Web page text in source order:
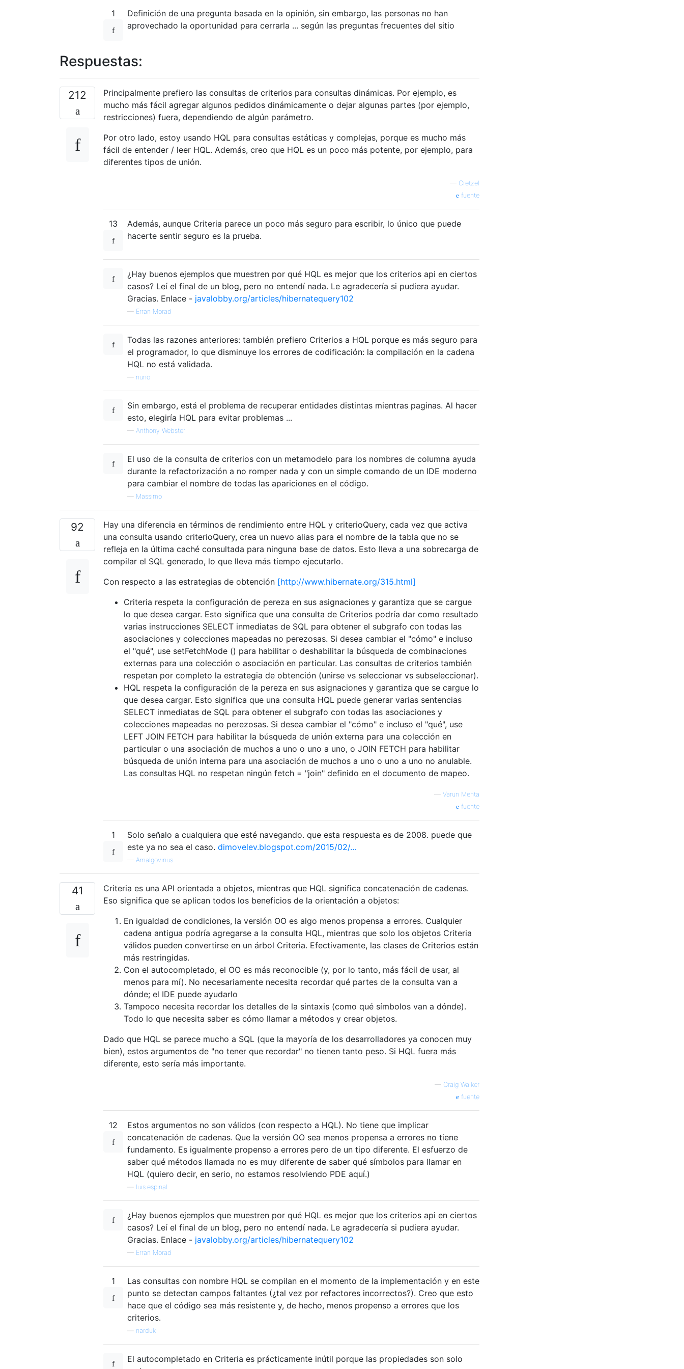
1
Definición de una pregunta basada en la opinión, sin embargo, las personas no han
aprovechado la oportunidad para cerrarla ... según las preguntas frecuentes del sitio
Respuestas:
212
Principalmente prefiero las consultas de criterios para consultas dinámicas. Por ejemplo, es
mucho más fácil agregar algunos pedidos dinámicamente o dejar algunas partes (por ejemplo,
restricciones) fuera, dependiendo de algún parámetro.
Por otro lado, estoy usando HQL para consultas estáticas y complejas, porque es mucho más
fácil de entender / leer HQL. Además, creo que HQL es un poco más potente, por ejemplo, para
diferentes tipos de unión.
— Cretzel
fuente
13
Además, aunque Criteria parece un poco más seguro para escribir, lo único que puede
hacerte sentir seguro es la prueba.
¿Hay buenos ejemplos que muestren por qué HQL es mejor que los criterios api en ciertos
casos? Leí el final de un blog, pero no entendí nada. Le agradecería si pudiera ayudar.
Gracias. Enlace - javalobby.org/articles/hibernatequery102
— Erran Morad
Todas las razones anteriores: también prefiero Criterios a HQL porque es más seguro para
el programador, lo que disminuye los errores de codificación: la compilación en la cadena
HQL no está validada.
nuno
Sin embargo, está el problema de recuperar entidades distintas mientras paginas. Al hacer
esto, elegiría HQL para evitar problemas ...
— Anthony Webster
El uso de la consulta de criterios con un metamodelo para los nombres de columna ayuda
durante la refactorización a no romper nada y con un simple comando de un IDE moderno
para cambiar el nombre de todas las apariciones en el código.
— Massimo
92
Hay una diferencia en términos de rendimiento entre HQL y criterioQuery, cada vez que activa
una consulta usando criterioQuery, crea un nuevo alias para el nombre de la tabla que no se
refleja en la última caché consultada para ninguna base de datos. Esto lleva a una sobrecarga de
compilar el SQL generado, lo que lleva más tiempo ejecutarlo.
Con respecto a las estrategias de obtención [http://www.hibernate.org/315.html]
Criteria respeta la configuración de pereza en sus asignaciones y garantiza que se cargue
lo que desea cargar. Esto significa que una consulta de Criterios podría dar como resultado
varias instrucciones SELECT inmediatas de SQL para obtener el subgrafo con todas las
asociaciones y colecciones mapeadas no perezosas. Si desea cambiar el "cómo" e incluso
el "qué", use setFetchMode () para habilitar o deshabilitar la búsqueda de combinaciones
externas para una colección o asociación en particular. Las consultas de criterios también
respetan por completo la estrategia de obtención (unirse vs seleccionar vs subseleccionar).
HQL respeta la configuración de la pereza en sus asignaciones y garantiza que se cargue lo
que desea cargar. Esto significa que una consulta HQL puede generar varias sentencias
SELECT inmediatas de SQL para obtener el subgrafo con todas las asociaciones y
colecciones mapeadas no perezosas. Si desea cambiar el "cómo" e incluso el "qué", use
LEFT JOIN FETCH para habilitar la búsqueda de unión externa para una colección en
particular o una asociación de muchos a uno o uno a uno, o JOIN FETCH para habilitar
búsqueda de unión interna para una asociación de muchos a uno o uno a uno no anulable.
Las consultas HQL no respetan ningún fetch = "join" definido en el documento de mapeo.
— Varun Mehta
fuente
1
Solo señalo a cualquiera que esté navegando. que esta respuesta es de 2008. puede que
este ya no sea el caso. dimovelev.blogspot.com/2015/02/…
— Amalgovinus
41
Criteria es una API orientada a objetos, mientras que HQL significa concatenación de cadenas.
Eso significa que se aplican todos los beneficios de la orientación a objetos:
En igualdad de condiciones, la versión OO es algo menos propensa a errores. Cualquier
cadena antigua podría agregarse a la consulta HQL, mientras que solo los objetos Criteria
válidos pueden convertirse en un árbol Criteria. Efectivamente, las clases de Criterios están
más restringidas.
Con el autocompletado, el OO es más reconocible (y, por lo tanto, más fácil de usar, al
menos para mí). No necesariamente necesita recordar qué partes de la consulta van a
dónde; el IDE puede ayudarlo
Tampoco necesita recordar los detalles de la sintaxis (como qué símbolos van a dónde).
Todo lo que necesita saber es cómo llamar a métodos y crear objetos.
Dado que HQL se parece mucho a SQL (que la mayoría de los desarrolladores ya conocen muy
bien), estos argumentos de "no tener que recordar" no tienen tanto peso. Si HQL fuera más
diferente, esto sería más importante.
— Craig Walker
fuente
12
Estos argumentos no son válidos (con respecto a HQL). No tiene que implicar
concatenación de cadenas. Que la versión OO sea menos propensa a errores no tiene
fundamento. Es igualmente propenso a errores pero de un tipo diferente. El esfuerzo de
saber qué métodos llamada no es muy diferente de saber qué símbolos para llamar en
HQL (quiero decir, en serio, no estamos resolviendo PDE aquí.)
luis.espinal
¿Hay buenos ejemplos que muestren por qué HQL es mejor que los criterios api en ciertos
casos? Leí el final de un blog, pero no entendí nada. Le agradecería si pudiera ayudar.
Gracias. Enlace - javalobby.org/articles/hibernatequery102
— Erran Morad
1
Las consultas con nombre HQL se compilan en el momento de la implementación y en este
punto se detectan campos faltantes (¿tal vez por refactores incorrectos?). Creo que esto
hace que el código sea más resistente y, de hecho, menos propenso a errores que los
criterios.
narduk
El autocompletado en Criteria es prácticamente inútil porque las propiedades son solo